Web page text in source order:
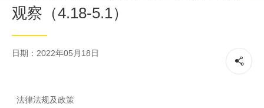
观察（4.18-5.1）
日期：2022年05月18日
法律法规及政策